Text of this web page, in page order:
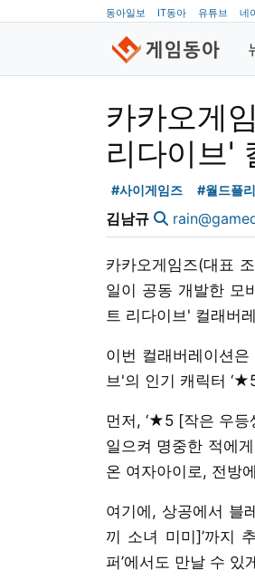
동아일보 IT동아 유튜브 네
카카오게
리다이브'
#사이게임즈 #월드플
김남규
카카오게임즈(대표
일이 공동 개발한 모
트 리다이브' 컬래버
이번 컬래버레이션
브'의 인기 캐릭터
먼저, ‘★5 [작은 우등
일으켜 명중한 적에
온 여자아이로, 전방
여기에, 상공에서 블
끼 소녀 미미]’까지
퍼’에서도 만날 수 있